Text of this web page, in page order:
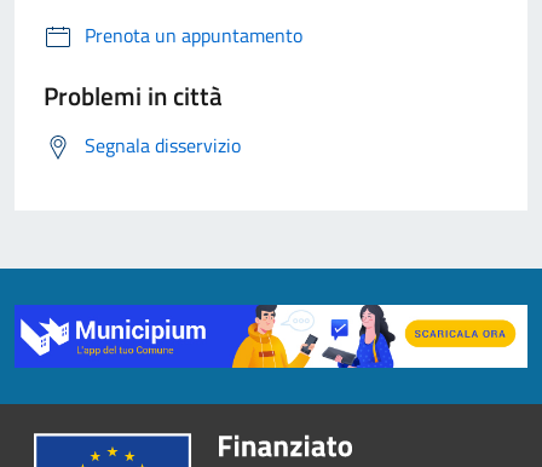
Prenota un appuntamento
Problemi in città
Segnala disservizio